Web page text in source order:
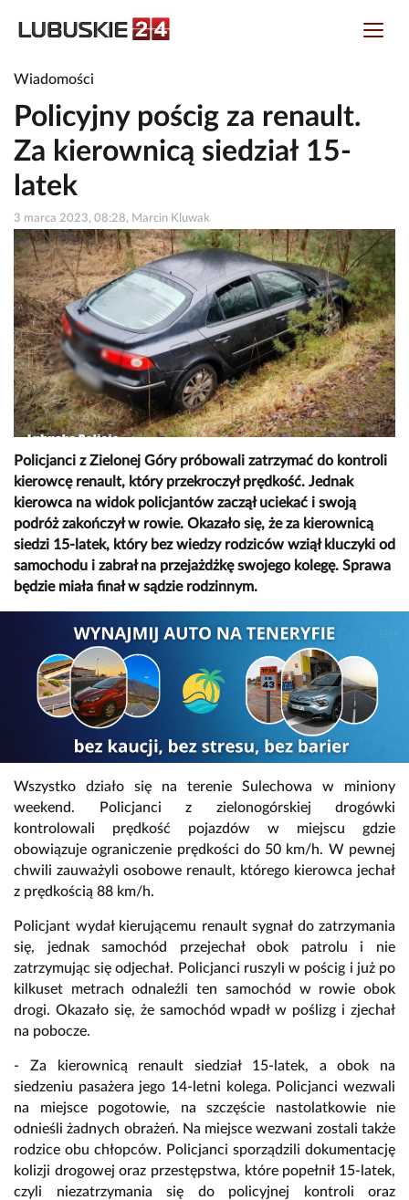
Wiadomości
Policyjny pościg za renault.
Za kierownicą siedział 15-
latek
3 marca 2023, 08:28, Marcin Kluwak
Policjanci z Zielonej Góry próbowali zatrzymać do kontroli
kierowcę renault, który przekroczył prędkość. Jednak
kierowca na widok policjantów zaczął uciekać i swoją
podróż zakończył w rowie. Okazało się, że za kierownicą
siedzi 15-latek, który bez wiedzy rodziców wziął kluczyki od
samochodu i zabrał na przejażdżkę swojego kolegę. Sprawa
będzie miała finał w sądzie rodzinnym.
Wszystko działo się na terenie Sulechowa w miniony
weekend. Policjanci z zielonogórskiej drogówki
kontrolowali prędkość pojazdów w miejscu gdzie
obowiązuje ograniczenie prędkości do 50 km/h. W pewnej
chwili zauważyli osobowe renault, którego kierowca jechał
z prędkością 88 km/h.
Policjant wydał kierującemu renault sygnał do zatrzymania
się, jednak samochód przejechał obok patrolu i nie
zatrzymując się odjechał. Policjanci ruszyli w pościg i już po
kilkuset metrach odnaleźli ten samochód w rowie obok
drogi. Okazało się, że samochód wpadł w poślizg i zjechał
na pobocze.
- Za kierownicą renault siedział 15-latek, a obok na
siedzeniu pasażera jego 14-letni kolega. Policjanci wezwali
na miejsce pogotowie, na szczęście nastolatkowie nie
odnieśli żadnych obrażeń. Na miejsce wezwani zostali także
rodzice obu chłopców. Policjanci sporządzili dokumentację
kolizji drogowej oraz przestępstwa, które popełnił 15-latek,
czyli niezatrzymania się do policyjnej kontroli oraz